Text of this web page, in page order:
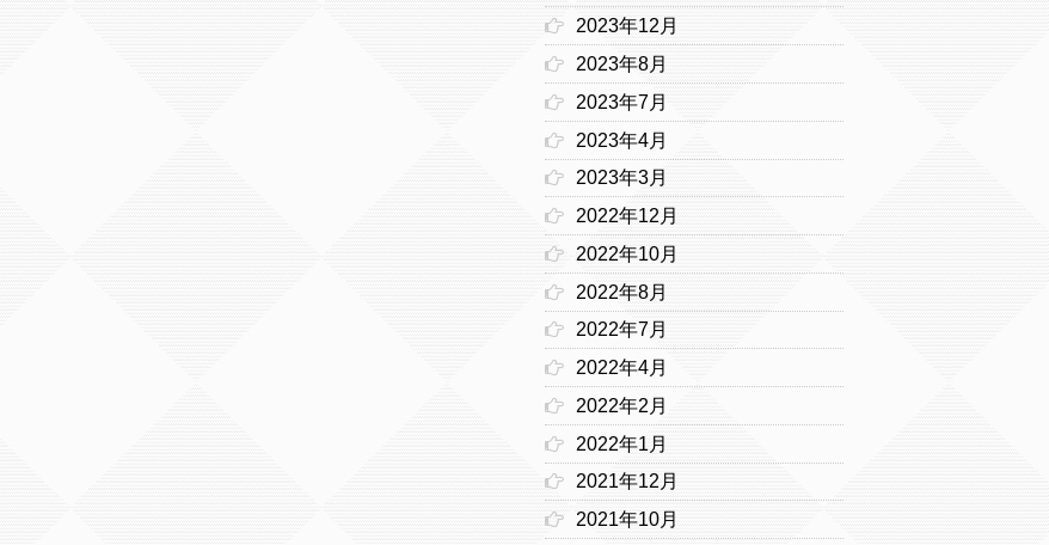
2023年12月
2023年8月
2023年7月
2023年4月
2023年3月
2022年12月
2022年10月
2022年8月
2022年7月
2022年4月
2022年2月
2022年1月
2021年12月
2021年10月